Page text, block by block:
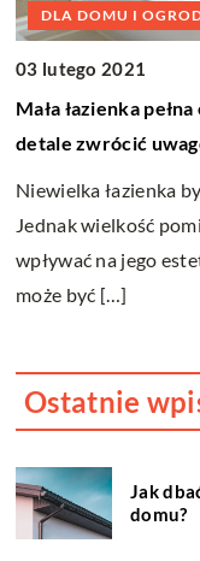
DLA DOMU I
03 lutego 2021
Mała łazienka
detale zwrócić
Niewielka łazienka
Jednak wielkość
wpływać na jego
może być […]
Ostatnie
Jak
domu?